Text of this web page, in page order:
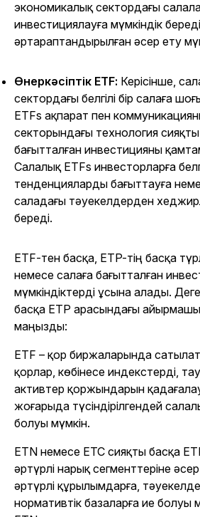
экономикалық сектордағы
инвестициялауға мүмкіндік
әртараптандырылған әсер ету
Өнеркәсіптік ETF: Керісінше,
сектордағы белгілі бір салаға
ETFs ақпарат пен
секторындағы технология сияқты
бағытталған инвестицияны
Салалық ETFs инвесторларға
тенденцияларды бағыттауға
саладағы тәуекелдерден
береді.
ETF-тен басқа, ETP-тің басқа
немесе салаға бағытталған
мүмкіндіктерді ұсына алады.
басқа ETP арасындағы
маңызды:
ETF – қор биржаларында
қорлар, көбінесе индекстерді,
активтер қоржындарын
жоғарыда түсіндірілгендей
болуы мүмкін.
ETN немесе ETC сияқты басқа
әртүрлі нарық сегменттеріне әсер
әртүрлі құрылымдарға,
нормативтік базаларға ие болуы